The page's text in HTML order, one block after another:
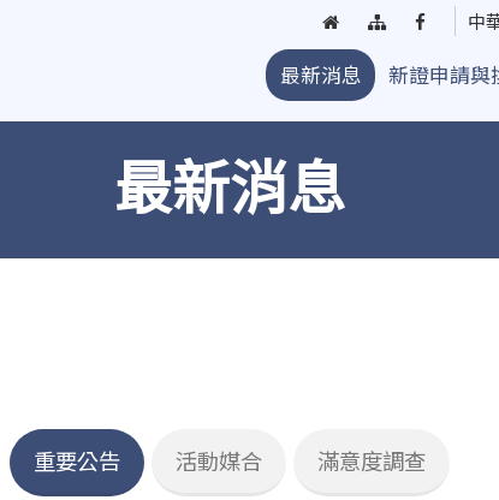
回
首
頁
網
導
覽
臺
街
頭
中
最新消息
新證申請與
最新消息
重要公告 活動媒合 滿意度調查